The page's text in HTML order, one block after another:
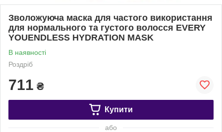
Зволожуюча маска для частого використання
для нормального та густого волосся EVERY
YOUENDLESS HYDRATION MASK
В наявності
Роздріб
711 ₴
Купити
або